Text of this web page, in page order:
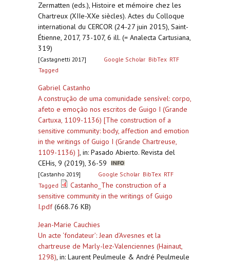
Zermatten (eds.), Histoire et mémoire chez les
Chartreux (XIIe-XXe siècles). Actes du Colloque
international du CERCOR (24-27 juin 2015), Saint-
Étienne, 2017, 73-107, 6 ill. (= Analecta Cartusiana,
319)
[Castagnetti 2017] Google Scholar BibTex RTF
Tagged
Gabriel Castanho
A construção de uma comunidade sensível: corpo,
afeto e emoção nos escritos de Guigo I (Grande
Cartuxa, 1109-1136) [The construction of a
sensitive community: body, affection and emotion
in the writings of Guigo I (Grande Chartreuse,
1109-1136) ], in: Pasado Abierto. Revista del
CEHis, 9 (2019), 36-59
[Castanho 2019] Google Scholar BibTex RTF
Tagged
Castanho_The construction of a
sensitive community in the writings of Guigo
I.pdf(668.76 KB)
Jean-Marie Cauchies
Un acte ‘fondateur’: Jean d’Avesnes et la
chartreuse de Marly-lez-Valenciennes (Hainaut,
1298), in: Laurent Peulmeule & André Peulmeule